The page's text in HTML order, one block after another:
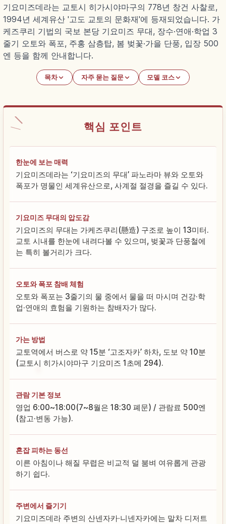
기요미즈데라는 교토시 히가시야마구의 778년 창건 사찰로,
1994년 세계유산 '고도 교토의 문화재'에 등재되었습니다. 가
케즈쿠리 기법의 국보 본당 기요미즈 무대, 장수·연애·학업 3
줄기 오토와 폭포, 주홍 삼층탑, 봄 벚꽃·가을 단풍, 입장 500
엔 등을 함께 안내합니다.
목차 자주 묻는 질문 모델 코스
핵심 포인트
한눈에 보는 매력
기요미즈데라는 ‘기요미즈의 무대’ 파노라마 뷰와 오토와
폭포가 명물인 세계유산으로, 사계절 절경을 즐길 수 있다.
기요미즈 무대의 압도감
기요미즈의 무대는 가케즈쿠리(懸造) 구조로 높이 13미터.
교토 시내를 한눈에 내려다볼 수 있으며, 벚꽃과 단풍철에
는 특히 볼거리가 크다.
오토와 폭포 참배 체험
오토와 폭포는 3줄기의 물 중에서 물을 떠 마시며 건강·학
업·연애의 효험을 기원하는 참배자가 많다.
가는 방법
교토역에서 버스로 약 15분 ‘고조자카’ 하차, 도보 약 10분
(교토시 히가시야마구 기요미즈 1초메 294).
관람 기본 정보
영업 6:00~18:00(7~8월은 18:30 폐문) / 관람료 500엔
(참고·변동 가능).
혼잡 피하는 동선
이른 아침이나 해질 무렵은 비교적 덜 붐벼 여유롭게 관광
하기 쉽다.
주변에서 즐기기
기요미즈데라 주변의 산넨자카·니넨자카에는 말차 디저트